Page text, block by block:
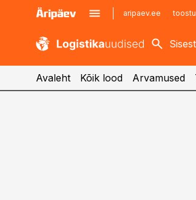
aripaev.ee
kaubandus.ee
kinnisvarauudised.ee
Avaleht Kõik lood Arvamused